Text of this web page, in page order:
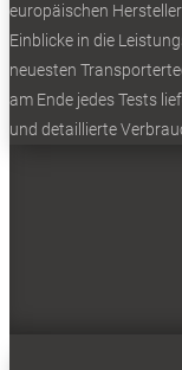
Erhalten Sie
aktuelle
europäischen
Einblicke in die
neuesten
am Ende jedes Tests
und detaillierte